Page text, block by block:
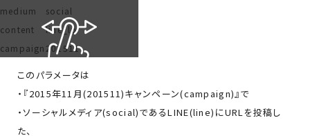
medium
social
content
line_lp
campaign 201511
このパラメータは
・『2015年11月(201511)キャンペーン(campaign)』で
・ソーシャルメディア(social)であるLINE(line)にURLを投稿し
た、